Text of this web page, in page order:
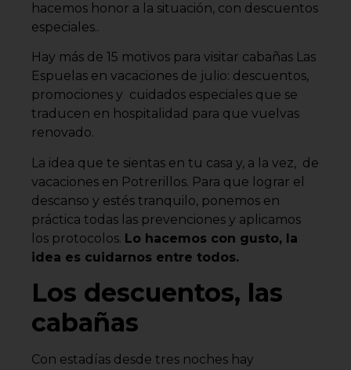
hacemos honor a la situación, con descuentos
especiales..
Hay más de 15 motivos para visitar cabañas Las
Espuelas en vacaciones de julio: descuentos,
promociones y cuidados especiales que se
traducen en hospitalidad para que vuelvas
renovado.
La idea que te sientas en tu casa y, a la vez, de
vacaciones en Potrerillos. Para que lograr el
descanso y estés tranquilo, ponemos en
práctica todas las prevenciones y aplicamos
los protocolos. Lo hacemos con gusto, la
idea es cuidarnos entre todos.
Los descuentos, las
cabañas
Con estadías desde tres noches hay